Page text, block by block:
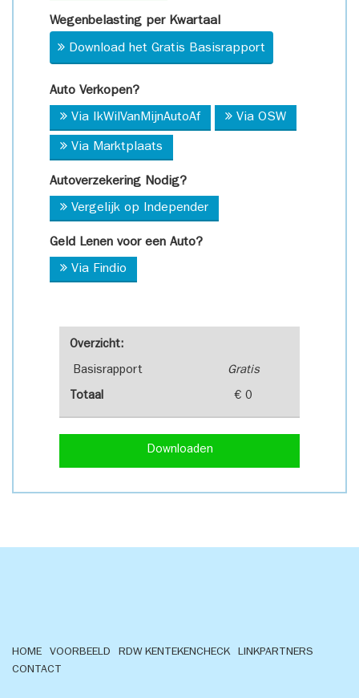
Overzicht:
Basisrapport Gratis
Totaal € 0
Downloaden
Wegenbelasting per Kwartaal
Download het Gratis Basisrapport
Auto Verkopen?
Via IkWilVanMijnAutoAf Via OSW
Via Marktplaats
Autoverzekering Nodig?
Vergelijk op Independer
Geld Lenen voor een Auto?
Via Findio
HOME VOORBEELD RDW KENTEKENCHECK
LINKPARTNERS
CONTACT